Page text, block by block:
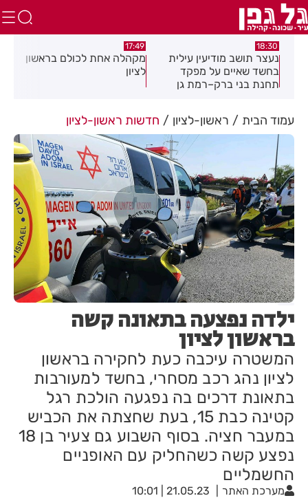
עילית
מפקד
גן
מקהלה אחת לכולם בראשון
לציון
תושב חולון נעדר כבר
עמוד הבית ראשון-לציון חדשות ראשון-לציון
ילדה נפצעה בתאונה קשה
בראשון לציון
המשטרה עיכבה כעת לחקירה בראשון
לציון נהג רכב מסחרי, בחשד למעורבות
בתאונת דרכים בה נפגעה הולכת רגל
קטינה כבת 15, בעת שחצתה את הכביש
במעבר חציה. בסוף השבוע גם צעיר בן 18
נפצע קשה כשהחליק עם האופניים
החשמליים
מערכת האתר 21.05.23 | 10:01